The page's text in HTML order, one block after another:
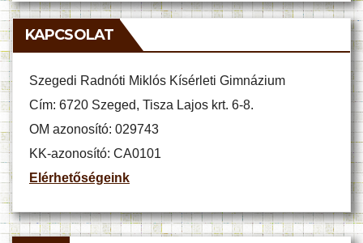
KAPCSOLAT
Szegedi Radnóti Miklós Kísérleti Gimnázium
Cím: 6720 Szeged, Tisza Lajos krt. 6-8.
OM azonosító: 029743
KK-azonosító: CA0101
Elérhetőségeink